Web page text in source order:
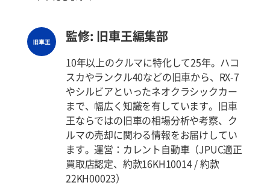
監修: 旧車王編集部
10年以上のクルマに特化して25年。ハコ
スカやランクル40などの旧車から、RX-7
やシルビアといったネオクラシックカー
まで、幅広く知識を有しています。旧車
王ならではの旧車の相場分析や考察、ク
ルマの売却に関わる情報をお届けしてい
ます。運営：カレント自動車（JPUC適正
買取店認定、約款16KH10014 / 約款
22KH00023）